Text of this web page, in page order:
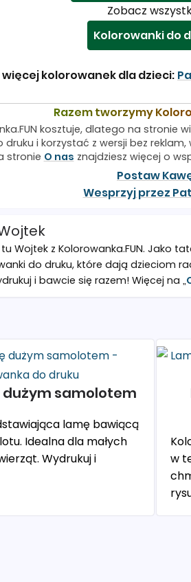
Zobacz
Kolorowanki do
więcej kolorowanek dla dzieci:
Razem tworzymy
kosztuje, dlatego na stronie
druku i korzystać z wersji bez
stronie O nas znajdziesz więcej o
Postaw
Wesprzyj przez
tu Wojtek z Kolorowanka.FUN. Jako
do druku, które dają dzieciom
i bawcie się razem! Więcej na „
dużym samolotem
lamę bawiącą
Idealna dla małych
Wydrukuj i
w